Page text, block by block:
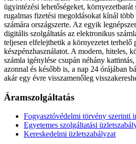
ügyintézési lehetőségeket, környezetbarát
rugalmas fizetési megoldásokat kínál
számára országszerte. Az egyik
digitális szolgáltatás az elektronikus
teljesen elfelejthetik a környezetet terhelő
készpénzhasználatot. A modern, hiteles,
számla igénylése csupán néhány
azonnal és később is, a nap 24 órájában
akár egy évre visszamenőleg
Áramszolgáltatás
Fogyasztóvédelmi törvény szerinti
Egyetemes szolgáltatási
Kereskedelmi üzletszabályzat